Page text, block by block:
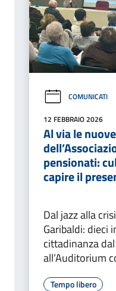
COMUNICATI
12 FEBBRAIO 2026
Al via le
pensionati:
capire il
Dal jazz alla
Garibaldi: dieci
cittadinanza
all’Auditorium
Tempo libero